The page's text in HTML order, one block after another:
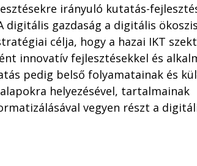
irányuló kutatás-
digitális gazdaság a digitális
célja, hogy a hazai IKT
innovatív fejlesztésekkel és
pedig belső folyamatainak és
helyezésével, tartalmainak
vegyen részt a